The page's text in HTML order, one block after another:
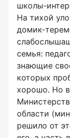
школы-
На тихой
домик-
семья:
знающие
которых
хорошо. Но
области
решило от